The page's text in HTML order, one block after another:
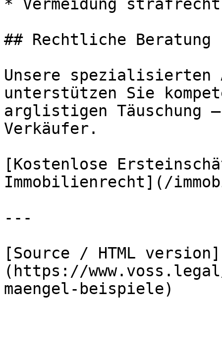
* Vermeidung
## Rechtliche
Unsere spezialisierten
unterstützen Sie
arglistigen Täuschung
Verkäufer.
[Kostenlose
Immobilienrecht](/
---
[Source / HTML version]
(https://